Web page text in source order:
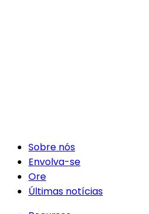
Sobre nós
Envolva-se
Ore
Últimas notícias